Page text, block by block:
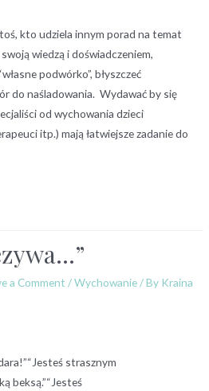
kto udziela innym porad na temat
wiedzą i doświadczeniem,
podwórko”, błyszczeć
do naśladowania. Wydawać by się
od wychowania dzieci
itp.) mają łatwiejsze zadanie do
a Comment /Wychowanie/ By Kraina
strasznym
beksą.”“Jesteś